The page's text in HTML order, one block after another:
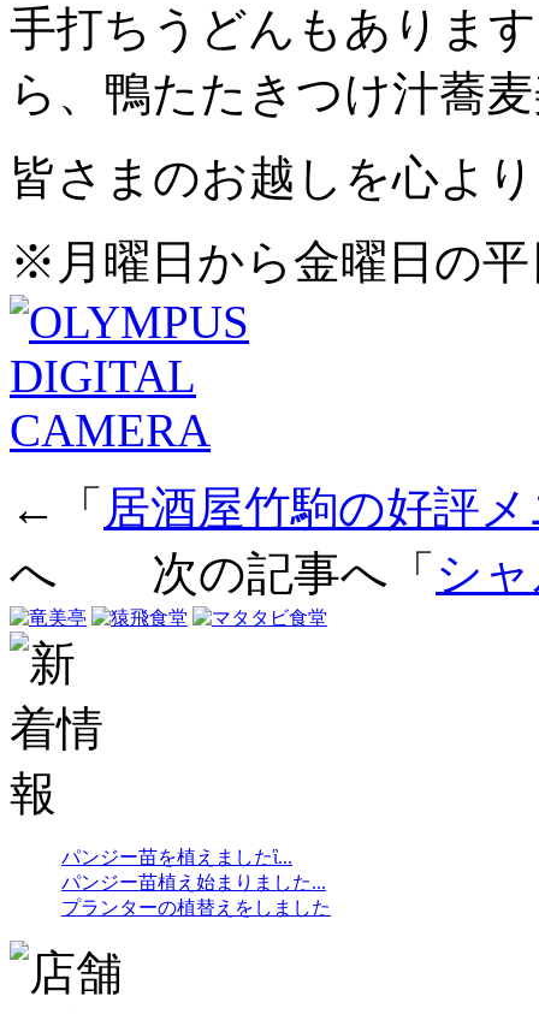
手打ちうどんもありま
ら、鴨たたきつけ汁蕎
皆さまのお越しを心よ
※月曜日から金曜日の
←「 居酒屋竹駒の好評
へ 次の記事へ「 シ
パンジー苗を植えましたἳ...
パンジー苗植え始まりました...
プランターの植替えをしました